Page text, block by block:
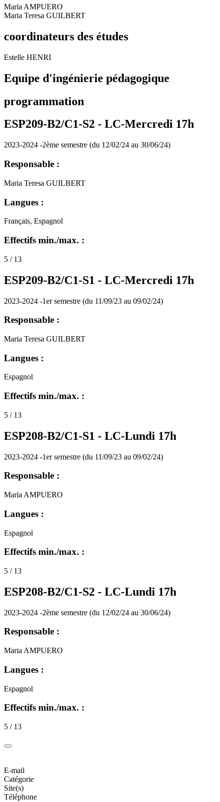
Maria AMPUERO
Maria Teresa GUILBERT
coordinateurs des études
Estelle HENRI
Equipe d'ingénierie pédagogique
programmation
ESP209-B2/C1-S2 - LC-Mercredi 17h
2023-2024 -2ème semestre (du 12/02/24 au 30/06/24)
Responsable :
Maria Teresa GUILBERT
Langues :
Français, Espagnol
Effectifs min./max. :
5 / 13
ESP209-B2/C1-S1 - LC-Mercredi 17h
2023-2024 -1er semestre (du 11/09/23 au 09/02/24)
Responsable :
Maria Teresa GUILBERT
Langues :
Espagnol
Effectifs min./max. :
5 / 13
ESP208-B2/C1-S1 - LC-Lundi 17h
2023-2024 -1er semestre (du 11/09/23 au 09/02/24)
Responsable :
Maria AMPUERO
Langues :
Espagnol
Effectifs min./max. :
5 / 13
ESP208-B2/C1-S2 - LC-Lundi 17h
2023-2024 -2ème semestre (du 12/02/24 au 30/06/24)
Responsable :
Maria AMPUERO
Langues :
Espagnol
Effectifs min./max. :
5 / 13
E-mail
Catégorie
Site(s)
Téléphone